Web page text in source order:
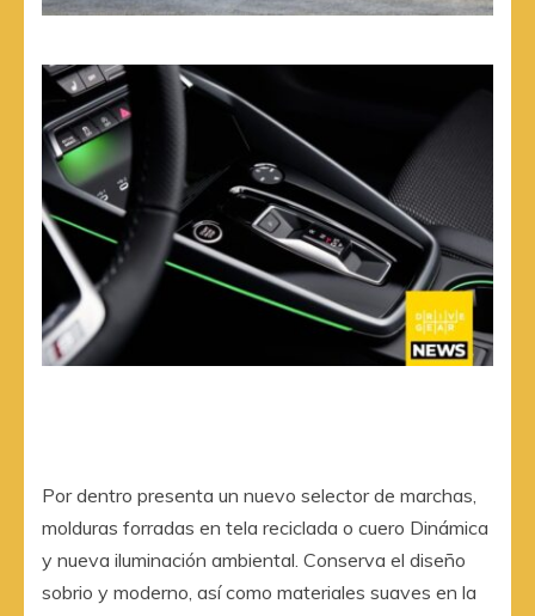
Por dentro presenta un nuevo selector de marchas,
molduras forradas en tela reciclada o cuero Dinámica
y nueva iluminación ambiental. Conserva el diseño
sobrio y moderno, así como materiales suaves en la